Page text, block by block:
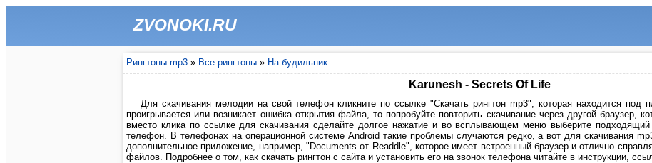
ZVONOKI.RU
Рингтоны mp3 » Все рингтоны » На будильник
Karunesh - Secrets Of Life
Для скачивания мелодии на свой телефон кликните по ссылке "Скачать рингтон mp3", которая находится под
проигрывается или возникает ошибка открытия файла, то попробуйте повторить скачивание через другой браузер,
вместо клика по ссылке для скачивания сделайте долгое нажатие и во всплывающем меню выберите подходящий
телефон. В телефонах на операционной системе Android такие проблемы случаются редко, а вот для скачивания
дополнительное приложение, например, "Documents от Readdle", которое имеет встроенный браузер и отлично
файлов. Подробнее о том, как скачать рингтон с сайта и установить его на звонок телефона читайте в инструкции,